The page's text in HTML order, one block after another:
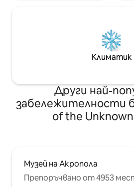
Климатик
Други най-
забележителности
of the
Музей на Акропола
Препоръчвано от 4953